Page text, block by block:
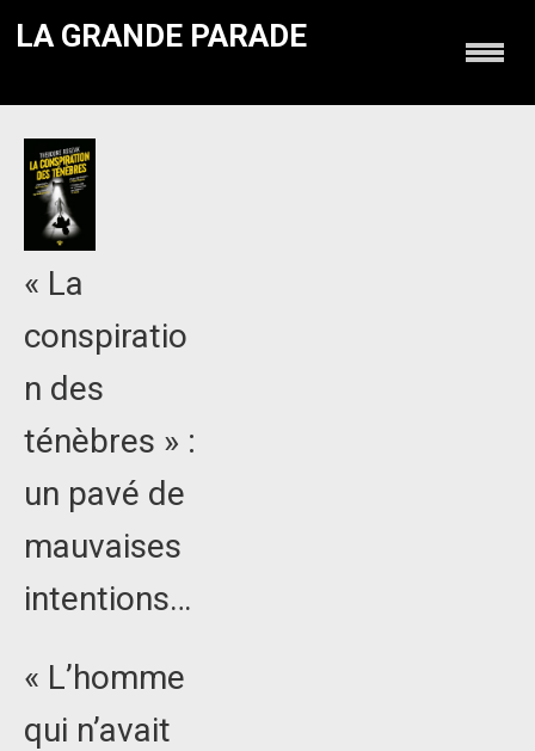
LA GRANDE PARADE
« La
conspiratio
n des
ténèbres » :
un pavé de
mauvaises
intentions…
« L’homme
qui n’avait